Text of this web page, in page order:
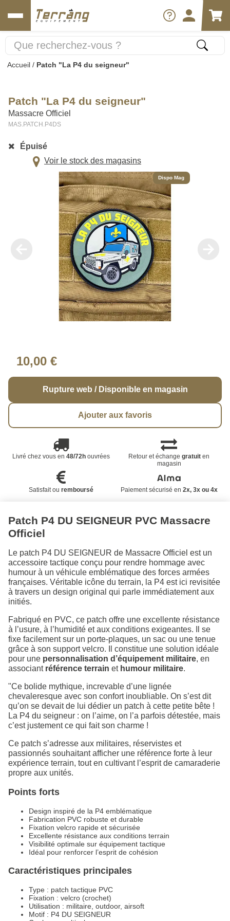
Accueil / Patch "La P4 du seigneur"
Patch "La P4 du seigneur"
Massacre Officiel
MAS.PATCH.P4DS
Épuisé
Voir le stock des magasins
Dispo Mag
10,00 €
Rupture web / Disponible en magasin
Ajouter aux favoris
Livré chez vous en 48/72houvrées Retour et échangegratuit en
magasin
Satisfait ou remboursé Paiement sécurisé en 2x, 3x ou 4x
Patch P4 DU SEIGNEUR PVC Massacre
Officiel
Le patch P4 DU SEIGNEUR de Massacre Officiel est un
accessoire tactique conçu pour rendre hommage avec
humour à un véhicule emblématique des forces armées
françaises. Véritable icône du terrain, la P4 est ici revisitée
à travers un design original qui parle immédiatement aux
initiés.
Fabriqué en PVC, ce patch offre une excellente résistance
à l’usure, à l’humidité et aux conditions exigeantes. Il se
fixe facilement sur un porte-plaques, un sac ou une tenue
grâce à son support velcro. Il constitue une solution idéale
pour une personnalisation d’équipement militaire, en
associant référence terrain et humour militaire.
"Ce bolide mythique, increvable d’une lignée
chevaleresque avec son confort inoubliable. On s’est dit
qu’on se devait de lui dédier un patch à cette petite bête !
La P4 du seigneur : on l’aime, on l’a parfois détestée, mais
c’est justement ce qui fait son charme !
Ce patch s’adresse aux militaires, réservistes et
passionnés souhaitant afficher une référence forte à leur
expérience terrain, tout en cultivant l’esprit de camaraderie
propre aux unités.
Points forts
Design inspiré de la P4 emblématique
Fabrication PVC robuste et durable
Fixation velcro rapide et sécurisée
Excellente résistance aux conditions terrain
Visibilité optimale sur équipement tactique
Idéal pour renforcer l’esprit de cohésion
Caractéristiques principales
Type : patch tactique PVC
Fixation : velcro (crochet)
Utilisation : militaire, outdoor, airsoft
Motif : P4 DU SEIGNEUR